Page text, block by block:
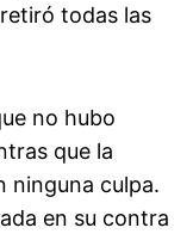
todas las
no hubo
que la
ninguna culpa.
en su contra